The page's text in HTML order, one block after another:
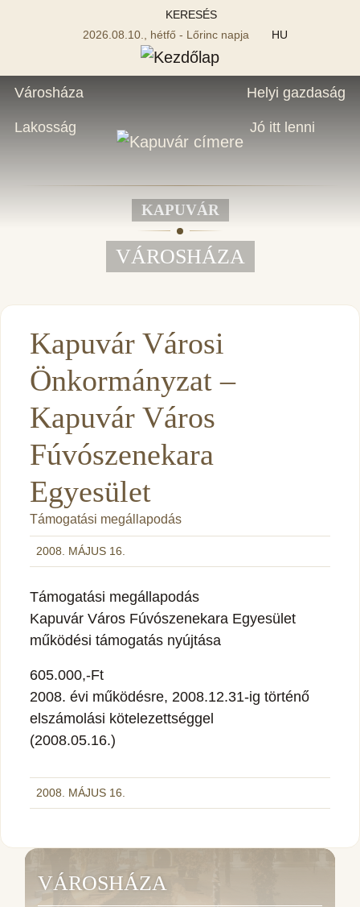
KERESÉS
2026.08.10., hétfő - Lőrinc napja
HU
Városháza
Lakosság
Helyi gazdaság
Jó itt lenni
KAPUVÁR
VÁROSHÁZA
Kapuvár Városi
Önkormányzat –
Kapuvár Város
Fúvószenekara
Egyesület
Támogatási megállapodás
2008. MÁJUS 16.
Támogatási megállapodás
Kapuvár Város Fúvószenekara Egyesület
működési támogatás nyújtása
605.000,-Ft
2008. évi működésre, 2008.12.31-ig történő
elszámolási kötelezettséggel
(2008.05.16.)
2008. MÁJUS 16.
VÁROSHÁZA